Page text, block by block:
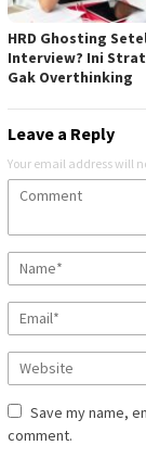
HRD Ghosting
Interview? Ini
Gak Overthinking
Leave a Reply
Your email address will
Save my name,
comment.